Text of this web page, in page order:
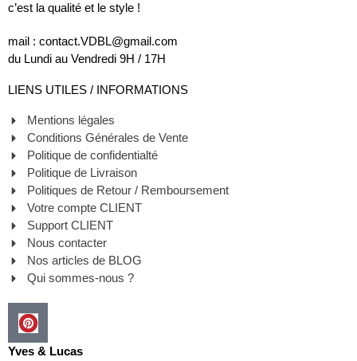
c’est la qualité et le style !
mail : contact.VDBL@gmail.com
du Lundi au Vendredi 9H / 17H
LIENS UTILES / INFORMATIONS
Mentions légales
Conditions Générales de Vente
Politique de confidentialté
Politique de Livraison
Politiques de Retour / Remboursement
Votre compte CLIENT
Support CLIENT
Nous contacter
Nos articles de BLOG
Qui sommes-nous ?
Yves & Lucas